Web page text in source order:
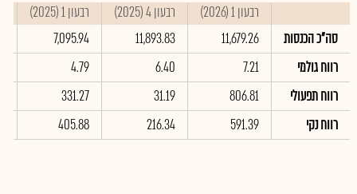
רבעון 1 (2026) רבעון 4 (2025) רבעון 1 (2025)
סה"כ הכנסות
11,679.26
11,893.83
7,095.94
רווח גולמי
7.21
6.40
4.79
רווח תפעולי
806.81
31.19
331.27
רווח נקי
591.39
216.34
405.88